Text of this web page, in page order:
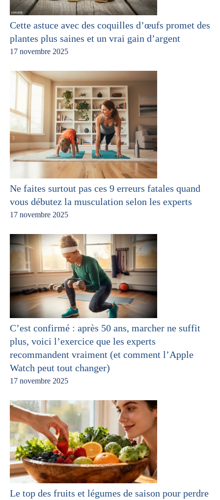
Cette astuce avec des coquilles d’œufs promet des
plantes plus saines et un vrai gain d’argent
17 novembre 2025
Ne faites surtout pas ces 9 erreurs fatales quand
vous débutez la musculation selon les experts
17 novembre 2025
C’est confirmé : après 50 ans, marcher ne suffit
plus, voici l’exercice que les experts
recommandent vraiment (et comment l’Apple
Watch peut tout changer)
17 novembre 2025
Le top des fruits et légumes de saison pour perdre